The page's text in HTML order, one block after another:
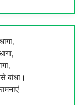
बांधा।